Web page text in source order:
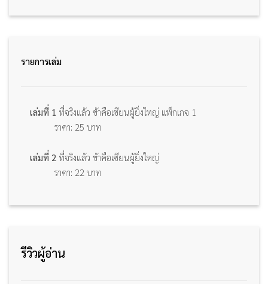
รายการเล่ม
เล่มที่ 1 ที่จริงแล้ว ข้าคือเซียนผู้ยิ่งใหญ่ แพ็กเกจ 1
ราคา: 25 บาท
เล่มที่ 2 ที่จริงแล้ว ข้าคือเซียนผู้ยิ่งใหญ่
ราคา: 22 บาท
รีวิวผู้อ่าน